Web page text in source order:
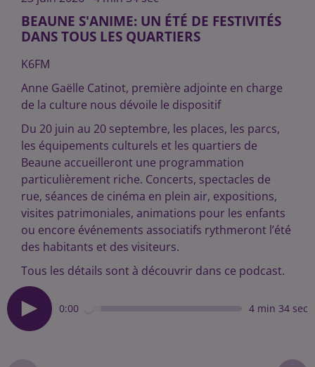
BEAUNE S'ANIME: UN ÉTÉ DE FESTIVITÉS
DANS TOUS LES QUARTIERS
K6FM
Anne Gaëlle Catinot, première adjointe en charge
de la culture nous dévoile le dispositif
Du 20 juin au 20 septembre, les places, les parcs,
les équipements culturels et les quartiers de
Beaune accueilleront une programmation
particulièrement riche. Concerts, spectacles de
rue, séances de cinéma en plein air, expositions,
visites patrimoniales, animations pour les enfants
ou encore événements associatifs rythmeront l’été
des habitants et des visiteurs.
Tous les détails sont à découvrir dans ce podcast.
0:00 4 min 34 sec